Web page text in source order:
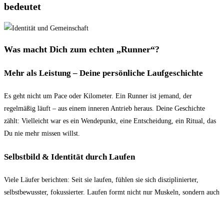
bedeutet
Was macht Dich zum echten „Runner“?
Mehr als Leistung – Deine persönliche Laufgeschichte
Es geht nicht um Pace oder Kilometer. Ein Runner ist jemand, der
regelmäßig läuft – aus einem inneren Antrieb heraus. Deine Geschichte
zählt: Vielleicht war es ein Wendepunkt, eine Entscheidung, ein Ritual, das
Du nie mehr missen willst.
Selbstbild & Identität durch Laufen
Viele Läufer berichten: Seit sie laufen, fühlen sie sich disziplinierter,
selbstbewusster, fokussierter. Laufen formt nicht nur Muskeln, sondern auch